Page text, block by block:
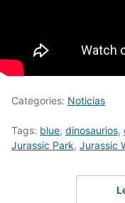
Categories: Noticias
Tags: blue, dinosaurios,
Jurassic Park, Jurassic